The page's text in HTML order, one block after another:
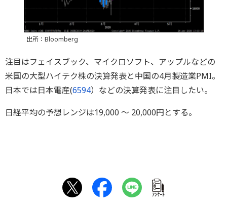
出所：Bloomberg
注目はフェイスブック、マイクロソフト、アップルなどの
米国の大型ハイテク株の決算発表と中国の4月製造業PMI。
日本では日本電産(6594）などの決算発表に注目したい。
日経平均の予想レンジは19,000 ～ 20,000円とする。
ｱﾝｹｰﾄ